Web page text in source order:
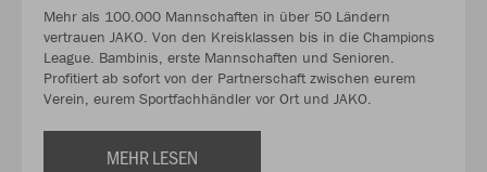
Mehr als 100.000 Mannschaften in über 50 Ländern
vertrauen JAKO. Von den Kreisklassen bis in die Champions
League. Bambinis, erste Mannschaften und Senioren.
Profitiert ab sofort von der Partnerschaft zwischen eurem
Verein, eurem Sportfachhändler vor Ort und JAKO.
MEHR LESEN